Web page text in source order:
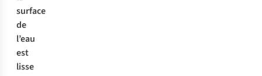
surface
de
l’eau
est
lisse